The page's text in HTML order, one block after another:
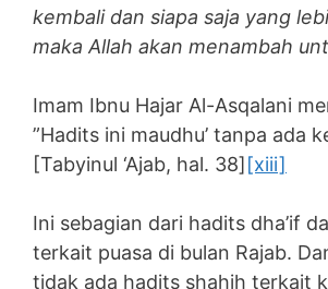
kembali dan siapa saja yang
maka Allah akan menambah
Imam Ibnu Hajar Al-Asqalani
”Hadits ini maudhu’ tanpa ada
[Tabyinul ‘Ajab, hal. 38][xiii]
Ini sebagian dari hadits dha’if
terkait puasa di bulan Rajab.
tidak ada hadits shahih terkait